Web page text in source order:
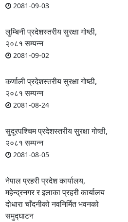
2081-09-03
लुम्बिनी प्रदेशस्तरीय सुरक्षा गोष्ठी,
२०८१ सम्पन्न
2081-09-02
कर्णाली प्रदेशस्तरीय सुरक्षा गोष्ठी,
२०८१ सम्पन्न
2081-08-24
सुदूरपश्चिम प्रदेशस्तरीय सुरक्षा गोष्ठी,
२०८१ सम्पन्न
2081-08-05
नेपाल प्रहरी प्रदेश कार्यालय,
महेन्द्रनगर र इलाका प्रहरी कार्यालय
दोधारा चाँदनीको नवनिर्मित भवनको
समुद्घाटन